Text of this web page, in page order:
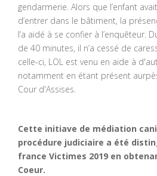
gendarmerie. Alors que l’enfant
d’entrer dans le bâtiment, la
l’a aidé à se confier à l’enquêteur.
de 40 minutes, il n’a cessé de
celle-ci, LOL est venu en aide à
notamment en étant présent
Cour d'Assises.
Cette initiave de médiation
procédure judiciaire a été
france Victimes 2019 en
Coeur.